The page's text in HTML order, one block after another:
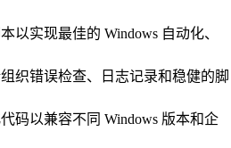
以实现最佳的 Windows 自动化、
织错误检查、日志记录和稳健的脚
码以兼容不同 Windows 版本和企